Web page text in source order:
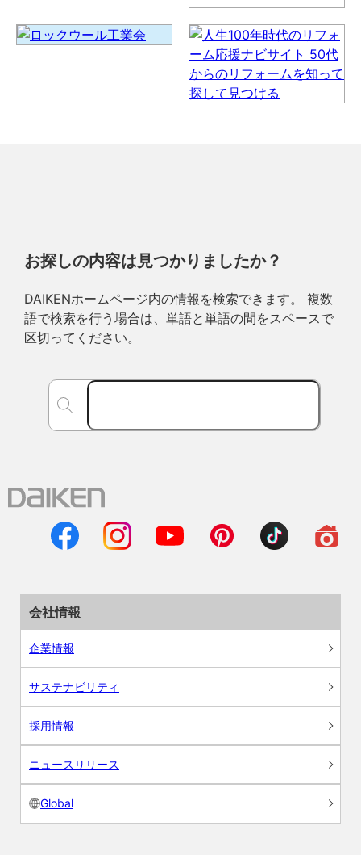
お探しの内容は見つかりましたか？
DAIKENホームページ内の情報を検索できます。 複数
語で検索を行う場合は、単語と単語の間をスペースで
区切ってください。
会社情報
企業情報
サステナビリティ
採用情報
ニュースリリース
Global